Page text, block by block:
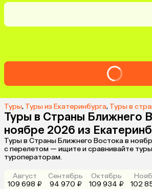
Туры, Туры из Екатеринбурга, Туры в страны
Туры в Страны Ближнего
ноябре 2026 из
Туры в Страны Ближнего Востока в
с перелетом — ищите и сравнивайте
туроператорам.
Август
109 698 ₽
Сентябрь
94 970 ₽
Октябрь
109 934 ₽
102